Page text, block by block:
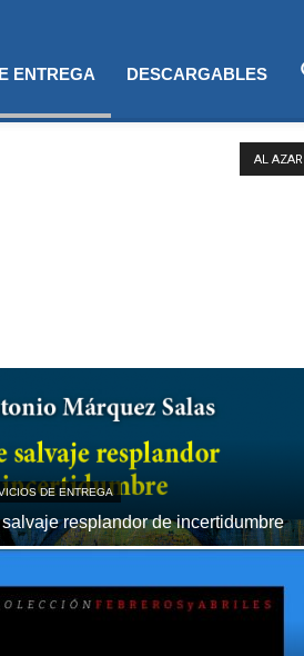
ENTREGA DESCARGABLES
AL AZAR
DE ENTREGA
resplandor de incertidumbre